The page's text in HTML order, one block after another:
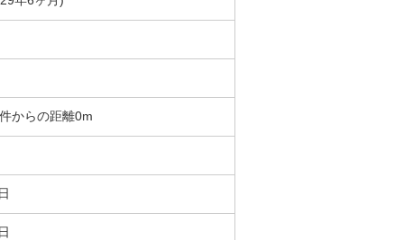
からの距離0m